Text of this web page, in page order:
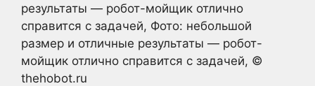
результаты — робот-мойщик отлично
справится с задачей, Фото: небольшой
размер и отличные результаты — робот-
мойщик отлично справится с задачей, ©
thehobot.ru